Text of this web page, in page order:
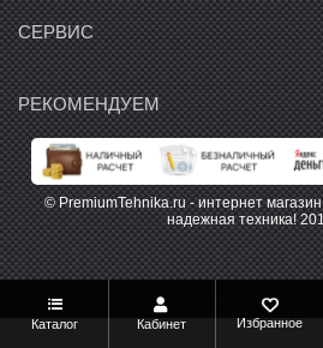
Каталог Кабинет Избранное
СЕРВИС
РЕКОМЕНДУЕМ
© PremiumTehnika.ru - интернет
надежная техника!